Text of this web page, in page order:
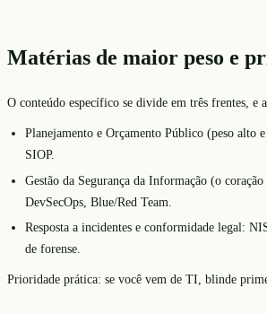
Matérias de maior peso e
O conteúdo específico se divide em três frentes, e
Planejamento e Orçamento Público (peso
SIOP.
Gestão da Segurança da Informação (o
DevSecOps, Blue/Red Team.
Resposta a incidentes e conformidade legal:
de forense.
Prioridade prática: se você vem de TI, blinde